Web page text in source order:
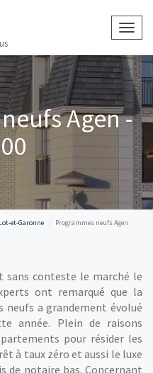
Agen -
Lot-et-Garonne Programmes neufs Agen
sans conteste le marché le
ont remarqué que la
neufs a grandement évolué
année. Plein de raisons
pour résider les
à taux zéro et aussi le luxe
de notaire bas. Concernant